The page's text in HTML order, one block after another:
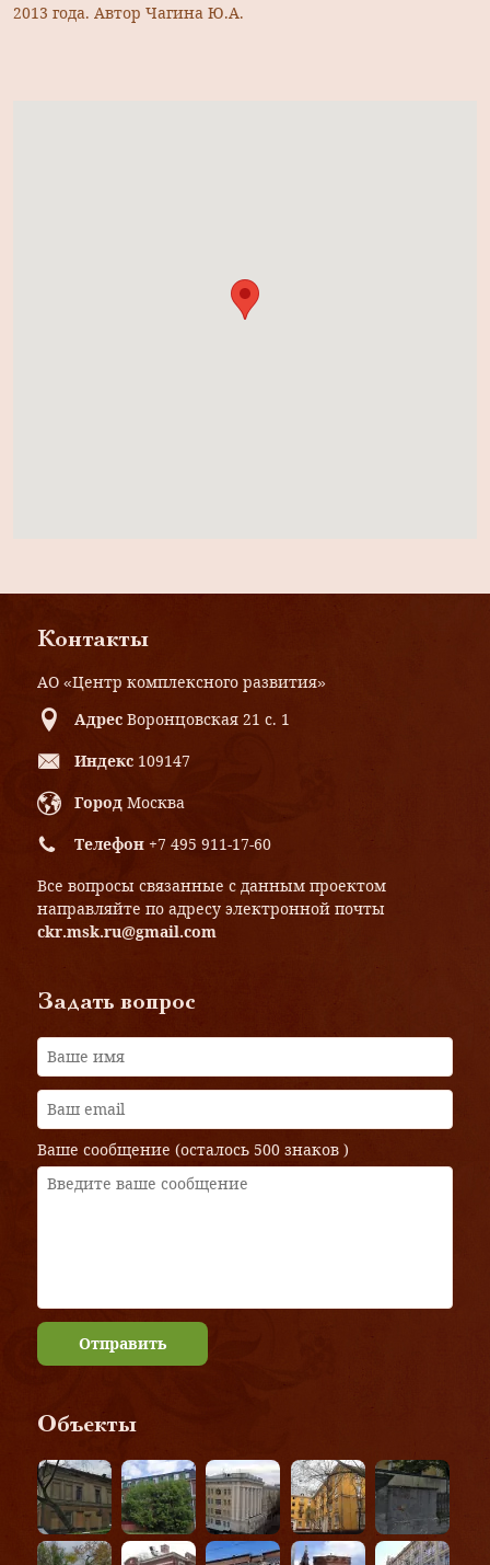
2013 года. Автор Чагина Ю.А.
Контакты
АО «Центр комплексного развития»
Адрес Воронцовская 21 с. 1
Индекс 109147
Город Москва
Телефон +7 495 911-17-60
Все вопросы связанные с данным проектом
направляйте по адресу электронной почты
ckr.msk.ru@gmail.com
Задать вопрос
Ваше сообщение (осталось 500 знаков )
Отправить
Объекты